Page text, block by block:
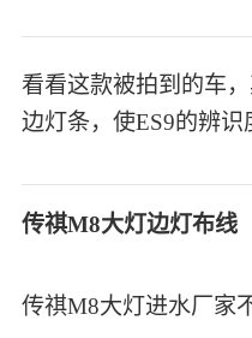
看看这款被拍到的车
边灯条，使ES9的辨
传祺M8大灯边灯布线
传祺M8大灯进水厂家